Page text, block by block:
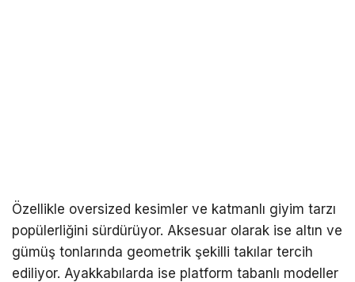
Özellikle oversized kesimler ve katmanlı giyim tarzı
popülerliğini sürdürüyor. Aksesuar olarak ise altın ve
gümüş tonlarında geometrik şekilli takılar tercih
ediliyor. Ayakkabılarda ise platform tabanlı modeller